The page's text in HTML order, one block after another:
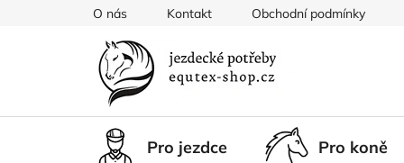
O nás Kontakt Obchodní podmínky
Pro jezdce Pro koně